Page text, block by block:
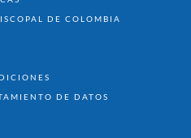
DE COLOMBIA
DE DATOS